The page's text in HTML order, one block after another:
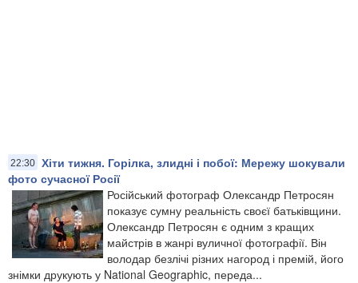
22:30 Хіти тижня. Горілка, злидні і побої: Мережу шокували
фото сучасної Росії
Російський фотограф Олександр Петросян
показує сумну реальність своєї батьківщини.
Олександр Петросян є одним з кращих
майстрів в жанрі вуличної фотографії. Він
володар безлічі різних нагород і премій, його
знімки друкують у National Geographic, переда...